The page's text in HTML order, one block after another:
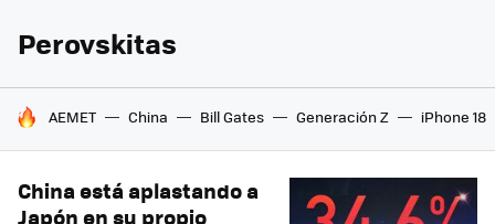
Perovskitas
HOY SE HABLA DE
AEMET China Bill Gates Generación Z iPhone 18
China está aplastando a
Japón en su propio